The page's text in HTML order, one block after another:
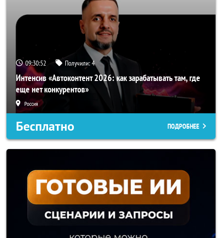
09:30:50 Получили:4
Интенсив «Автоконтент 2026: как зарабатывать там, где
еще нет конкурентов»
Россия
Бесплатно ПОДРОБНЕЕ